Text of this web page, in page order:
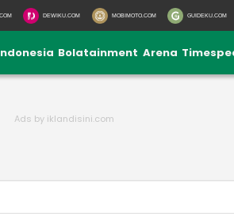
DEWIKU.COM MOBIMOTO.COM GUIDEKU.COM
Bolatainment Arena